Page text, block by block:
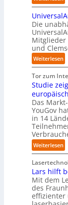
r
d
e
n
G
i
g
a
c
t
o
r
y
-
A
u
b
a
u
O
n
t
r
e
n
i
n
D
e
u
t
s
c
h
l
a
n
d
u
k
t
f
ü
r
p
r
a
x
i
s
n
a
h
e
A
u
t
o
m
a
t
p
t
b
l
i
c
k
t
f
d
i
e
Z
u
k
u
f
t
d
e
r
S
o
l
i
d
S
y
s
t
e
m
T
e
a
m
t
r
i
t
I
n
d
u
Die
Mitglieder
und
Weiterlesen:
U
n
i
v
e
r
s
a
l
A
u
o
m
a
t
i
Tor zum
Studie
Das
YouGov
in 14
Weiterlesen:
S
t
u
d
i
e
Lars hilft
Mit dem
des
effizienter